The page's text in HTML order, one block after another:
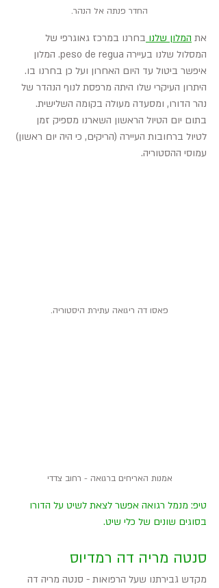
החדר פנתה אל הנהר.
את המלון שלנו בחרנו במרכז גאוגרפי של
המסלול שלנו בעיירה peso de regua. המלון
איפשר ביטול עד היום האחרון ועל כן בחרנו בו.
היתרון העיקרי שלו היתה מרפסת לנוף הנהדר של
נהר הדורו, ומסעדה מעולה בקומה השלישית.
בתום יום הטיול הראשון השארנו מספיק זמן
לטיול ברחובות העיירה (הריקים, כי היה יום ראשון)
עמוסי ההסטוריה.
פאסו דה ריגואה עתירת היסטוריה.
אמנות האריחים ברגואה - רחוב צדדי
טיפ: מנמל רגואה אפשר לצאת לשיט על הדורו
בסוגים שונים של כלי שיט.
סנטה מריה דה רמדיוס
מקדש גבירתנו שעל הרפואות - סנטה מריה דה